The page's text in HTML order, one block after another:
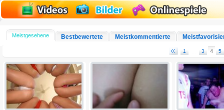
Meistgesehene Bestbewertete Meistkommentierte
1 3 4 5